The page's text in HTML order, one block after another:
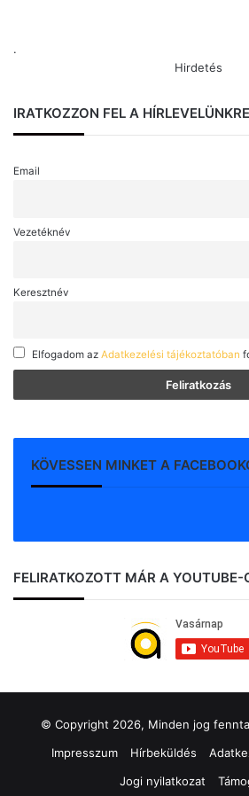
.
Hirdetés
IRATKOZZON FEL A
Email
Vezetéknév
Keresztnév
Elfogadom az Adatkezelési tájékoztatóban
KÖVESSEN MINKET A
FELIRATKOZOTT MÁR A YOUTUBE-
© Copyright 2026, Minden jog
Impresszum
Hírbeküldés
Jogi nyilatkozat